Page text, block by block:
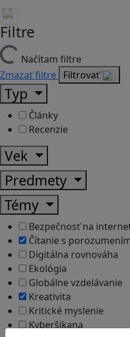
Filtre
Načítam filtre
Zmazať filtre Filtrovať
Typ
Články
Recenzie
Vek
Predmety
Témy
Bezpečnosť na
Čítanie s
Digitálna rovnováha
Ekológia
Globálne vzdelávanie
Kreativita
Kritické myslenie
Kyberšikana